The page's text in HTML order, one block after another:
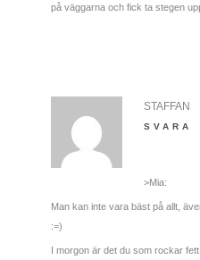
på väggarna och fick ta stegen
STAFFAN
SVARA
>Mia:
Man kan inte vara bäst på allt,
:=)
I morgon är det du som rockar